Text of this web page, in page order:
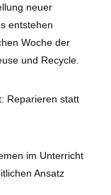
neuer
entstehen
Woche der
und Recycle
Reparieren statt
im Unterricht
Ansatz